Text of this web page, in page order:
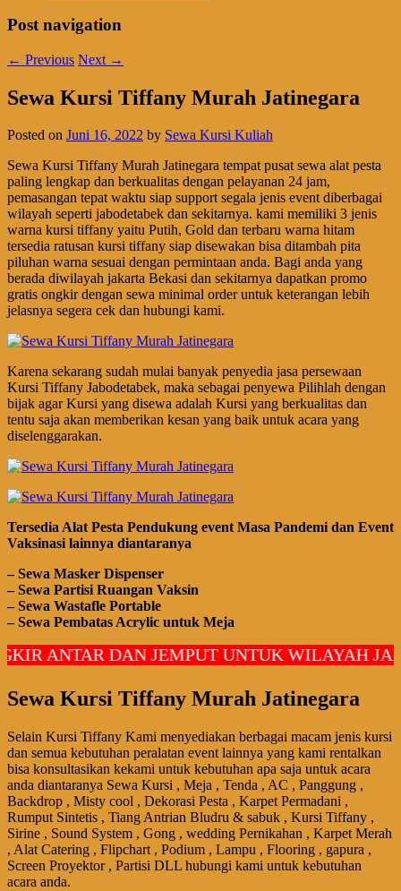
Post navigation
← Previous Next →
Sewa Kursi Tiffany Murah Jatinegara
Posted on Juni 16, 2022 by Sewa Kursi Kuliah
Sewa Kursi Tiffany Murah Jatinegara tempat pusat sewa alat pesta
paling lengkap dan berkualitas dengan pelayanan 24 jam,
pemasangan tepat waktu siap support segala jenis event diberbagai
wilayah seperti jabodetabek dan sekitarnya. kami memiliki 3 jenis
warna kursi tiffany yaitu Putih, Gold dan terbaru warna hitam
tersedia ratusan kursi tiffany siap disewakan bisa ditambah pita
piluhan warna sesuai dengan permintaan anda. Bagi anda yang
berada diwilayah jakarta Bekasi dan sekitarnya dapatkan promo
gratis ongkir dengan sewa minimal order untuk keterangan lebih
jelasnya segera cek dan hubungi kami.
Karena sekarang sudah mulai banyak penyedia jasa persewaan
Kursi Tiffany Jabodetabek, maka sebagai penyewa Pilihlah dengan
bijak agar Kursi yang disewa adalah Kursi yang berkualitas dan
tentu saja akan memberikan kesan yang baik untuk acara yang
diselenggarakan.
Tersedia Alat Pesta Pendukung eventMasa Pandemi dan Event
Vaksinasi lainnya diantaranya
– Sewa Masker Dispenser
– Sewa Partisi Ruangan Vaksin
– Sewa Wastafle Portable
– Sewa Pembatas Acrylic untuk Meja
ANTAR DAN JEMPUT UNTUK WILAYAH
Sewa Kursi Tiffany Murah Jatinegara
Selain Kursi Tiffany Kami menyediakan berbagai macam jenis kursi
dan semua kebutuhan peralatan event lainnya yang kami rentalkan
bisa konsultasikan kekami untuk kebutuhan apa saja untuk acara
anda diantaranya Sewa Kursi , Meja , Tenda , AC , Panggung ,
Backdrop , Misty cool , Dekorasi Pesta , Karpet Permadani ,
Rumput Sintetis , Tiang Antrian Bludru & sabuk , Kursi Tiffany ,
Sirine , Sound System , Gong , wedding Pernikahan , Karpet Merah
, Alat Catering , Flipchart , Podium , Lampu , Flooring , gapura ,
Screen Proyektor , Partisi DLL hubungi kami untuk kebutuhan
acara anda.